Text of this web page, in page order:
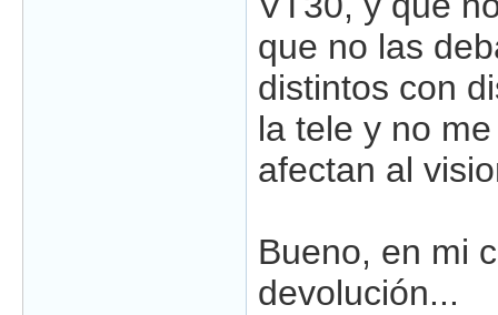
que no las
distintos con
la tele y no
afectan al
Bueno, en mi
devolución...